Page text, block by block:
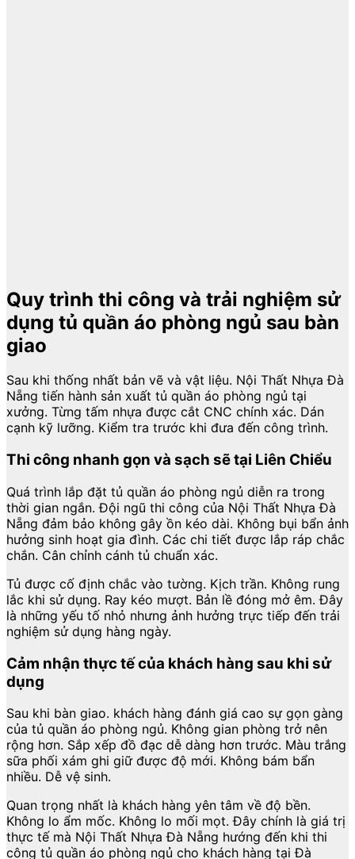
Quy trình thi công và trải nghiệm sử
dụng tủ quần áo phòng ngủ sau bàn
giao
Sau khi thống nhất bản vẽ và vật liệu. Nội Thất Nhựa Đà
Nẵng tiến hành sản xuất tủ quần áo phòng ngủ tại
xưởng. Từng tấm nhựa được cắt CNC chính xác. Dán
cạnh kỹ lưỡng. Kiểm tra trước khi đưa đến công trình.
Thi công nhanh gọn và sạch sẽ tại Liên Chiểu
Quá trình lắp đặt tủ quần áo phòng ngủ diễn ra trong
thời gian ngắn. Đội ngũ thi công của Nội Thất Nhựa Đà
Nẵng đảm bảo không gây ồn kéo dài. Không bụi bẩn ảnh
hưởng sinh hoạt gia đình. Các chi tiết được lắp ráp chắc
chắn. Cân chỉnh cánh tủ chuẩn xác.
Tủ được cố định chắc vào tường. Kịch trần. Không rung
lắc khi sử dụng. Ray kéo mượt. Bản lề đóng mở êm. Đây
là những yếu tố nhỏ nhưng ảnh hưởng trực tiếp đến trải
nghiệm sử dụng hàng ngày.
Cảm nhận thực tế của khách hàng sau khi sử
dụng
Sau khi bàn giao. khách hàng đánh giá cao sự gọn gàng
của tủ quần áo phòng ngủ. Không gian phòng trở nên
rộng hơn. Sắp xếp đồ đạc dễ dàng hơn trước. Màu trắng
sữa phối xám ghi giữ được độ mới. Không bám bẩn
nhiều. Dễ vệ sinh.
Quan trọng nhất là khách hàng yên tâm về độ bền.
Không lo ẩm mốc. Không lo mối mọt. Đây chính là giá trị
thực tế mà Nội Thất Nhựa Đà Nẵng hướng đến khi thi
công tủ quần áo phòng ngủ cho khách hàng tại Đà